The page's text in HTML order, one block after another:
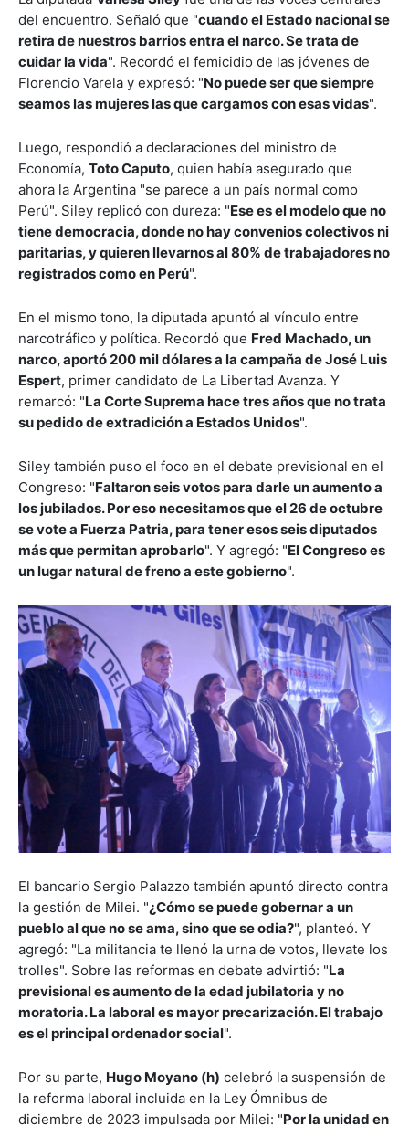
del encuentro. Señaló que "cuando el Estado nacional se
retira de nuestros barrios entra el narco. Se trata de
cuidar la vida". Recordó el femicidio de las jóvenes de
Florencio Varela y expresó: "No puede ser que siempre
seamos las mujeres las que cargamos con esas vidas".
Luego, respondió a declaraciones del ministro de
Economía, Toto Caputo, quien había asegurado que
ahora la Argentina "se parece a un país normal como
Perú". Siley replicó con dureza: "Ese es el modelo que no
tiene democracia, donde no hay convenios colectivos ni
paritarias, y quieren llevarnos al 80% de trabajadores no
registrados como en Perú".
En el mismo tono, la diputada apuntó al vínculo entre
narcotráfico y política. Recordó que Fred Machado, un
narco, aportó 200 mil dólares a la campaña de José Luis
Espert, primer candidato de La Libertad Avanza. Y
remarcó: "La Corte Suprema hace tres años que no trata
su pedido de extradición a Estados Unidos".
Siley también puso el foco en el debate previsional en el
Congreso: "Faltaron seis votos para darle un aumento a
los jubilados. Por eso necesitamos que el 26 de octubre
se vote a Fuerza Patria, para tener esos seis diputados
más que permitan aprobarlo". Y agregó: "El Congreso es
un lugar natural de freno a este gobierno".
El bancario Sergio Palazzo también apuntó directo contra
la gestión de Milei. "¿Cómo se puede gobernar a un
pueblo al que no se ama, sino que se odia?", planteó. Y
agregó: "La militancia te llenó la urna de votos, llevate los
trolles". Sobre las reformas en debate advirtió: "La
previsional es aumento de la edad jubilatoria y no
moratoria. La laboral es mayor precarización. El trabajo
es el principal ordenador social".
Por su parte, Hugo Moyano (h) celebró la suspensión de
la reforma laboral incluida en la Ley Ómnibus de
diciembre de 2023 impulsada por Milei: "Por la unidad en